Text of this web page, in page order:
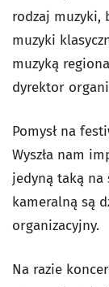
rodzaj muzyki,
muzyki
muzyką
dyrektor
Pomysł na
Wyszła nam
jedyną taką na
kameralną są
organizacyjny.
Na razie